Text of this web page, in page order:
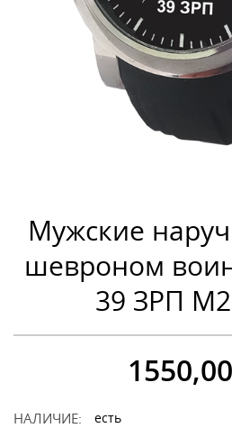
Мужские
шевроном
39 ЗРП
1550,00
НАЛИЧИЕ: есть